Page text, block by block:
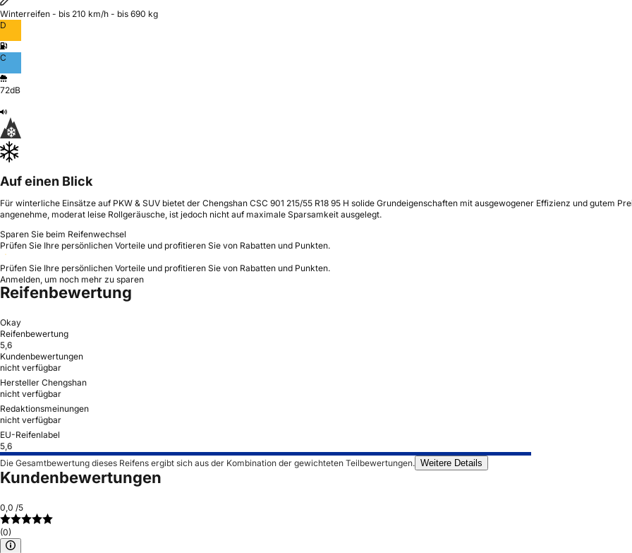
Winterreifen - bis 210 km/h - bis 690 kg
D
C
72dB
Auf einen Blick
Für winterliche Einsätze auf PKW & SUV bietet der Chengshan CSC 901 215/55 R18 95 H solide Grundeigenschaften mit ausgewogener Effizienz und gutem
angenehme, moderat leise Rollgeräusche, ist jedoch nicht auf maximale Sparsamkeit ausgelegt.
Sparen Sie beim Reifenwechsel
Prüfen Sie Ihre persönlichen Vorteile und profitieren Sie von Rabatten und Punkten.
Prüfen Sie Ihre persönlichen Vorteile und profitieren Sie von Rabatten und Punkten.
Anmelden, um noch mehr zu sparen
Reifenbewertung
Okay
Reifenbewertung
5,6
Kundenbewertungen
nicht verfügbar
Hersteller Chengshan
nicht verfügbar
Redaktionsmeinungen
nicht verfügbar
EU-Reifenlabel
5,6
Die Gesamtbewertung dieses Reifens ergibt sich aus der Kombination der gewichteten Teilbewertungen. Weitere Details
Kundenbewertungen
0,0 /5
(0)